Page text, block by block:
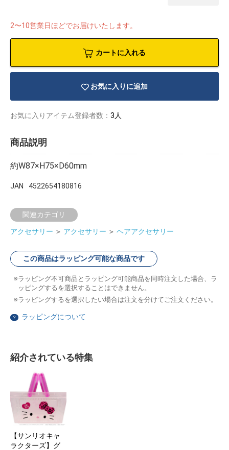
2〜10営業日ほどでお届けいたします。
カートに入れる
お気に入りに追加
お気に入りアイテム登録者数： 3人
商品説明
約W87×H75×D60mm
JAN 4522654180816
関連カテゴリ
アクセサリー ＞ アクセサリー ＞ ヘアアクセサリー
この商品はラッピング可能な商品です
ラッピング不可商品とラッピング可能商品を同時注文した場合、ラ
ッピングするを選択することはできません。
ラッピングするを選択したい場合は注文を分けてご注文ください。
？ ラッピングについて
紹介されている特集
【サンリオキャ
ラクターズ】グ
イラストレ
アダルトグ